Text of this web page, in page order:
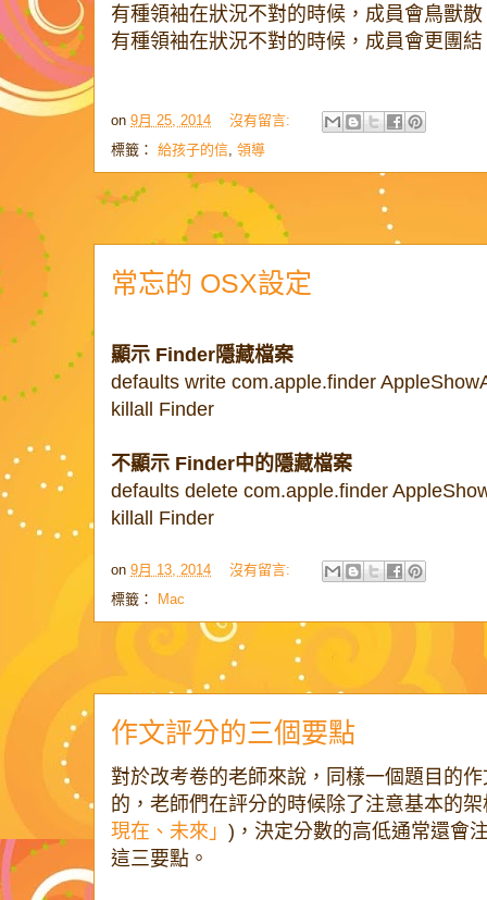
有種領袖在狀況不對的時候，成員會鳥獸散
有種領袖在狀況不對的時候，成員會更團結
on 9月 25, 2014
沒有留言:
標籤： 給孩子的信, 領導
常忘的 OSX設定
顯示 Finder隱藏檔案
defaults write com.apple.finder
killall Finder
不顯示 Finder中的隱藏檔案
defaults delete com.apple.finder
killall Finder
on 9月 13, 2014
沒有留言:
標籤：
Mac
作文評分的三個要點
對於改考卷的老師來說，同樣一個題目的
的，老師們在評分的時候除了注意基本的
現在、未來」 )，決定分數的高低通常還會
這三要點。